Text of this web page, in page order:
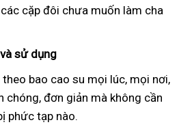
cặp đôi chưa muốn làm cha
sử dụng
bao cao su mọi lúc, mọi nơi,
chóng, đơn giản mà không cần
phức tạp nào.